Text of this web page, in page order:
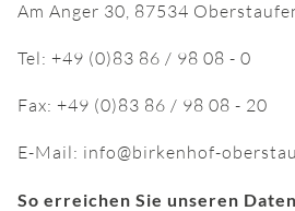
Am Anger 30, 87534
Tel: +49 (0)83 86 / 98 08 - 0
Fax: +49 (0)83 86 / 98 08 - 20
E-Mail: info@birkenhof-
So erreichen Sie unseren